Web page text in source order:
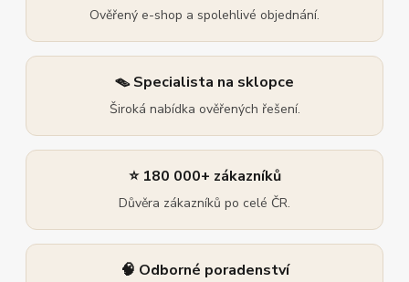
Ověřený e-shop a spolehlivé objednání.
🪤 Specialista na sklopce
Široká nabídka ověřených řešení.
⭐ 180 000+ zákazníků
Důvěra zákazníků po celé ČR.
🧠 Odborné poradenství